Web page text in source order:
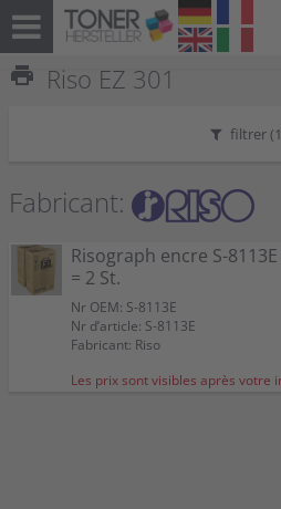
print Riso EZ 301
filtrer (1
Fabricant:
Risograph encre S-
= 2 St.
Nr OEM: S-8113E
Nr d’article: S-8113E
Fabricant: Riso
Les prix sont visibles après votre